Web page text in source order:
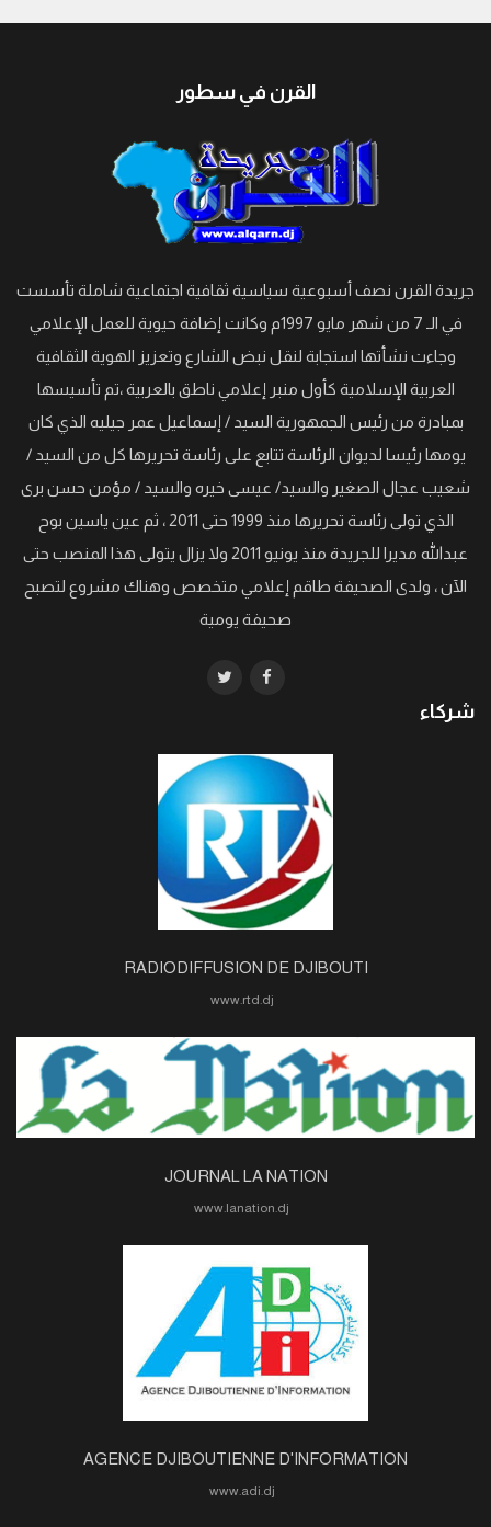
القرن في سطور
جريدة القرن نصف أسبوعية سياسية ثقافية اجتماعية شاملة تأسست
في الـ 7 من شهر مايو 1997م وكانت إضافة حيوية للعمل الإعلامي
وجاءت نشأتها استجابة لنقل نبض الشارع وتعزيز الهوية الثقافية
العربية الإسلامية كأول منبر إعلامي ناطق بالعربية ،تم تأسيسها
بمبادرة من رئيس الجمهورية السيد / إسماعيل عمر جيليه الذي كان
يومها رئيسا لديوان الرئاسة تتابع على رئاسة تحريرها كل من السيد /
شعيب عجال الصغير والسيد/ عيسى خيره والسيد / مؤمن حسن برى
الذي تولى رئاسة تحريرها منذ 1999 حتى 2011 ، ثم عين ياسين بوح
عبدالله مديرا للجريدة منذ يونيو 2011 ولا يزال يتولى هذا المنصب حتى
الآن ، ولدى الصحيفة طاقم إعلامي متخصص وهناك مشروع لتصبح
صحيفة يومية
شركاء
RADIODIFFUSION DE DJIBOUTI
JOURNAL LA NATION
AGENCE DJIBOUTIENNE D'INFORMATION